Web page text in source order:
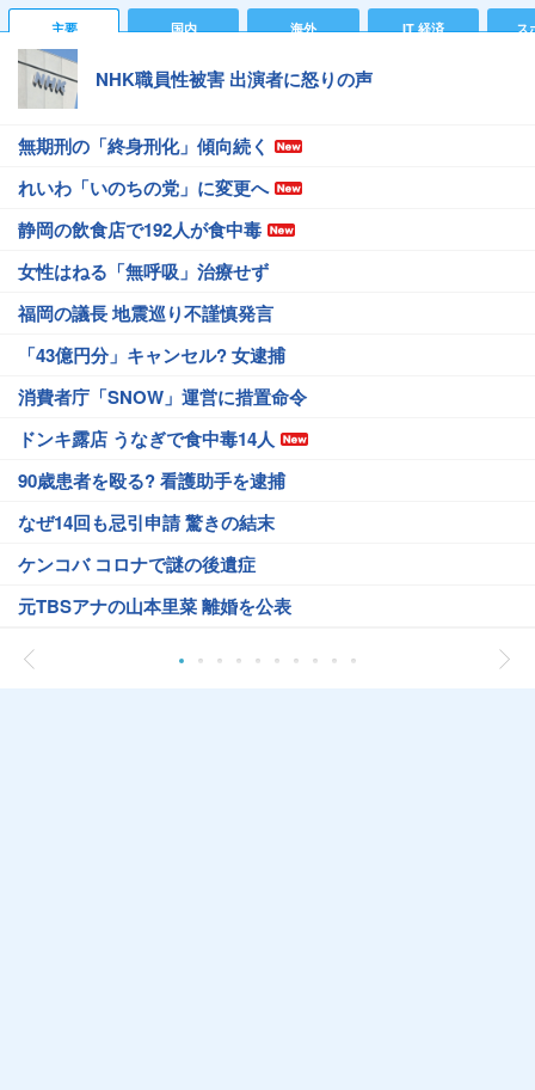
主要 国内 海外 IT 経済 ス
NHK職員性被害 出演者に怒りの声
無期刑の「終身刑化」傾向続く
れいわ「いのちの党」に変更へ
静岡の飲食店で192人が食中毒
女性はねる「無呼吸」治療せず
福岡の議長 地震巡り不謹慎発言
「43億円分」キャンセル? 女逮捕
消費者庁「SNOW」運営に措置命令
ドンキ露店 うなぎで食中毒14人
90歳患者を殴る? 看護助手を逮捕
なぜ14回も忌引申請 驚きの結末
ケンコバ コロナで謎の後遺症
元TBSアナの山本里菜 離婚を公表